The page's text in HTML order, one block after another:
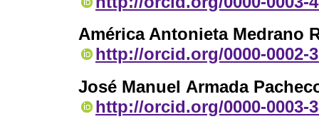
América Antonieta Medrano
http://orcid.org/0000-0002-
José Manuel Armada
http://orcid.org/0000-0003-